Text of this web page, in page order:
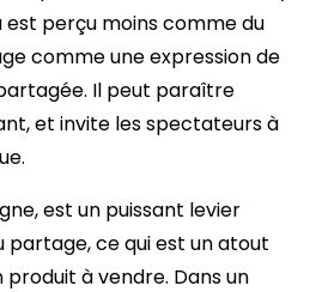
perçu moins comme du
comme une expression de
Il peut paraître
et invite les spectateurs à
est un puissant levier
partage, ce qui est un atout
produit à vendre. Dans un